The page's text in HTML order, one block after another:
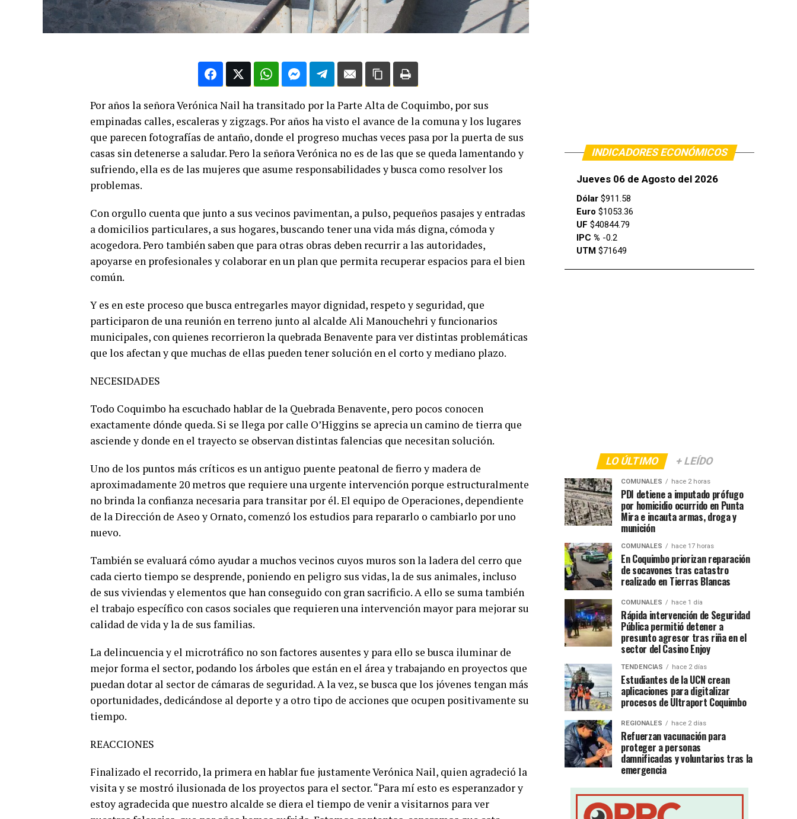
Por años la señora Verónica Nail ha transitado por la Parte Alta de Coquimbo, por sus
empinadas calles, escaleras y zigzags. Por años ha visto el avance de la comuna y los lugares
que parecen fotografías de antaño, donde el progreso muchas veces pasa por la puerta de sus
casas sin detenerse a saludar. Pero la señora Verónica no es de las que se queda lamentando y
sufriendo, ella es de las mujeres que asume responsabilidades y busca como resolver los
problemas.
Con orgullo cuenta que junto a sus vecinos pavimentan, a pulso, pequeños pasajes y entradas
a domicilios particulares, a sus hogares, buscando tener una vida más digna, cómoda y
acogedora. Pero también saben que para otras obras deben recurrir a las autoridades,
apoyarse en profesionales y colaborar en un plan que permita recuperar espacios para el bien
común.
Y es en este proceso que busca entregarles mayor dignidad, respeto y seguridad, que
participaron de una reunión en terreno junto al alcalde Ali Manouchehri y funcionarios
municipales, con quienes recorrieron la quebrada Benavente para ver distintas problemáticas
que los afectan y que muchas de ellas pueden tener solución en el corto y mediano plazo.
NECESIDADES
Todo Coquimbo ha escuchado hablar de la Quebrada Benavente, pero pocos conocen
exactamente dónde queda. Si se llega por calle O’Higgins se aprecia un camino de tierra que
asciende y donde en el trayecto se observan distintas falencias que necesitan solución.
Uno de los puntos más críticos es un antiguo puente peatonal de fierro y madera de
aproximadamente 20 metros que requiere una urgente intervención porque estructuralmente
no brinda la confianza necesaria para transitar por él. El equipo de Operaciones, dependiente
de la Dirección de Aseo y Ornato, comenzó los estudios para repararlo o cambiarlo por uno
nuevo.
También se evaluará cómo ayudar a muchos vecinos cuyos muros son la ladera del cerro que
cada cierto tiempo se desprende, poniendo en peligro sus vidas, la de sus animales, incluso
de sus viviendas y elementos que han conseguido con gran sacrificio. A ello se suma también
el trabajo específico con casos sociales que requieren una intervención mayor para mejorar su
calidad de vida y la de sus familias.
La delincuencia y el microtráfico no son factores ausentes y para ello se busca iluminar de
mejor forma el sector, podando los árboles que están en el área y trabajando en proyectos que
puedan dotar al sector de cámaras de seguridad. A la vez, se busca que los jóvenes tengan más
oportunidades, dedicándose al deporte y a otro tipo de acciones que ocupen positivamente su
tiempo.
REACCIONES
Finalizado el recorrido, la primera en hablar fue justamente Verónica Nail, quien agradeció la
visita y se mostró ilusionada de los proyectos para el sector. “Para mí esto es esperanzador y
estoy agradecida que nuestro alcalde se diera el tiempo de venir a visitarnos para ver
INDICADORES ECONÓMICOS
Jueves 06 de Agosto del 2026
Dólar $911.58
Euro $1053.36
UF $40844.79
IPC % -0.2
UTM $71649
LO ÚLTIMO + LEÍDO
COMUNALES hace 2 horas
PDI detiene a imputado prófugo
por homicidio ocurrido en Punta
Mira e incauta armas, droga y
munición
COMUNALES hace 17 horas
En Coquimbo priorizan reparación
de socavones tras catastro
realizado en Tierras Blancas
COMUNALES hace 1 día
Rápida intervención de Seguridad
Pública permitió detener a
presunto agresor tras riña en el
sector del Casino Enjoy
TENDENCIAS hace 2 días
Estudiantes de la UCN crean
aplicaciones para digitalizar
procesos de Ultraport Coquimbo
REGIONALES hace 2 días
Refuerzan vacunación para
proteger a personas
damnificadas y voluntarios tras la
emergencia